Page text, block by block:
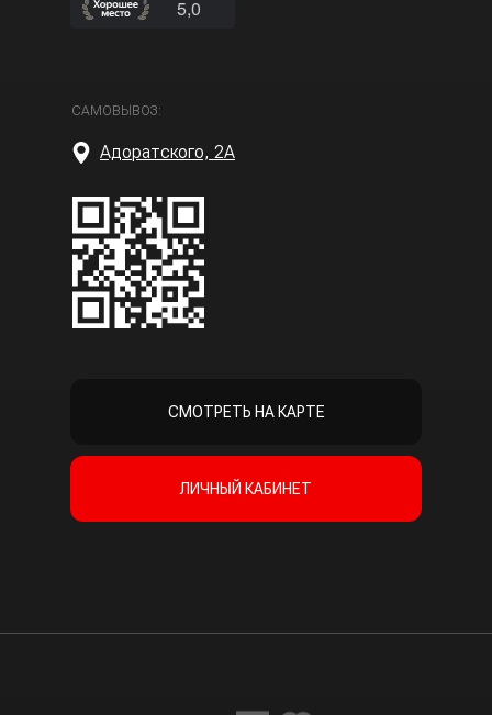
САМОВЫВОЗ:
СМОТРЕТЬ НА КАРТЕ
ЛИЧНЫЙ КАБИНЕТ
Адоратского, 2А